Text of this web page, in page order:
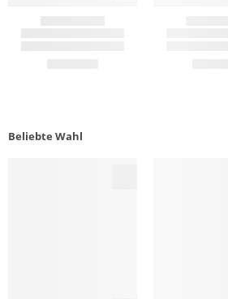
Beliebte Wahl